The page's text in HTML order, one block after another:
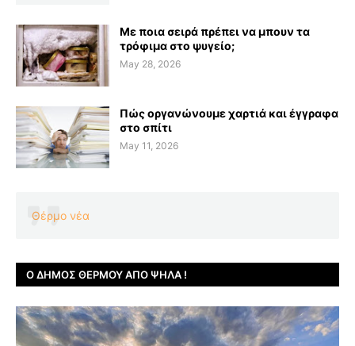
Με ποια σειρά πρέπει να μπουν τα
τρόφιμα στο ψυγείο;
May 28, 2026
Πώς οργανώνουμε χαρτιά και έγγραφα
στο σπίτι
May 11, 2026
Θέρμο νέα
Ο ΔΉΜΟΣ ΘΈΡΜΟΥ ΑΠΌ ΨΗΛΆ !